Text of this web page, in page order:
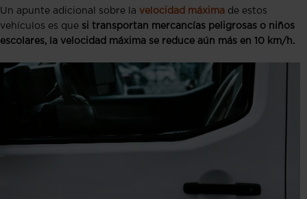
Un apunte adicional sobre la velocidad máxima de estos
vehículos es que si transportan mercancías peligrosas o niños
escolares, la velocidad máxima se reduce aún más en 10 km/h.